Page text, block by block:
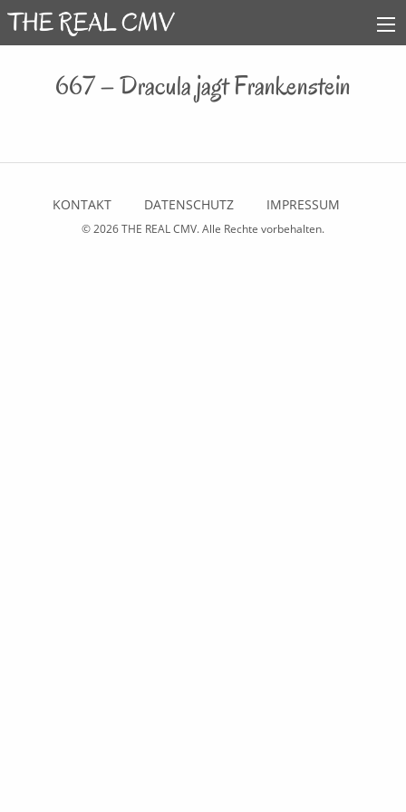
667 – Dracula jagt Frankenstein
KONTAKT DATENSCHUTZ IMPRESSUM
© 2026THE REAL CMV. Alle Rechte vorbehalten.